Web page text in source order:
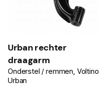
Urban rechter
draagarm
Onderstel / remmen Voltino
Urban